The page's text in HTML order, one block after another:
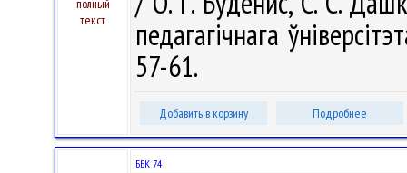
полный
текст
педагагічнага
57-61.
Добавить в корзину Подробнее
ББК 74